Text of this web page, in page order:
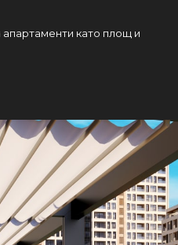
като площ и